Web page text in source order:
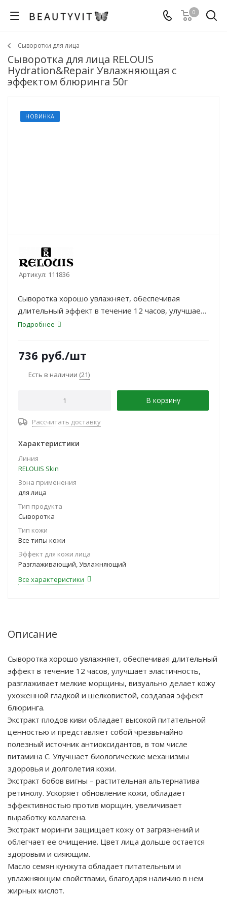
0
Сыворотки для лица
Сыворотка для лица RELOUIS
Hydration&Repair Увлажняющая с
эффектом блюринга 50г
НОВИНКА
Артикул: 111836
Сыворотка хорошо увлажняет, обеспечивая
длительный эффект в течение 12 часов, улучшает
эластичность, разглаживает мелкие морщины,
Подробнее
736 руб./шт
Есть в наличии (21)
В корзину
Рассчитать доставку
Характеристики
Линия
RELOUIS Skin
Зона применения
для лица
Тип продукта
Сыворотка
Тип кожи
Все типы кожи
Эффект для кожи лица
Разглаживающий, Увлажняющий
Все характеристики
Описание
Сыворотка хорошо увлажняет, обеспечивая длительный
эффект в течение 12 часов, улучшает эластичность,
разглаживает мелкие морщины, визуально делает кожу
ухоженной гладкой и шелковистой, создавая эффект
блюринга.
Экстракт плодов киви обладает высокой питательной
ценностью и представляет собой чрезвычайно
полезный источник антиоксидантов, в том числе
витамина С. Улучшает биологические механизмы
здоровья и долголетия кожи.
Экстракт бобов вигны – растительная альтернатива
ретинолу. Ускоряет обновление кожи, обладает
эффективностью против морщин, увеличивает
выработку коллагена.
Экстракт моринги защищает кожу от загрязнений и
облегчает ее очищение. Цвет лица дольше остается
здоровым и сияющим.
Масло семян кунжута обладает питательным и
увлажняющим свойствами, благодаря наличию в нем
жирных кислот.